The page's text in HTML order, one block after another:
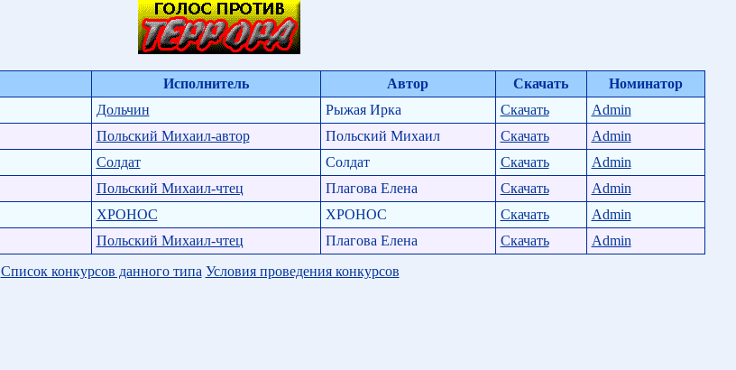
Исполнитель Автор Скачать
Номинатор
Дольчин Рыжая Ирка Скачать
Admin
Польский Михаил-автор Польский Михаил Скачать
Admin
Солдат Солдат Скачать
Admin
Польский Михаил-чтец Плагова Елена Скачать
Admin
XPOHOC XPOHOC Скачать
Admin
Польский Михаил-чтец Плагова Елена Скачать
Admin
Список конкурсов данного типа Условия проведения конкурсов